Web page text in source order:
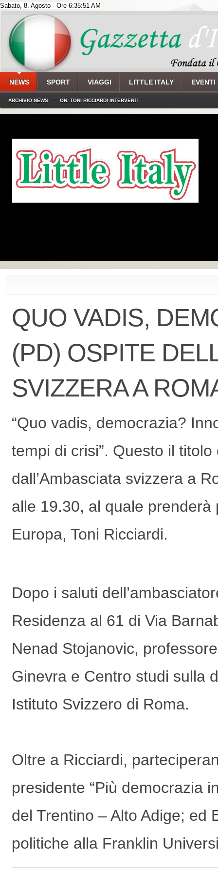
Sabato, 8. Agosto - Ore 6:35:51 AM
NEWS SPORT VIAGGI LITTLE ITALY EVENTI
ARCHIVIO NEWS ON. TONI RICCIARDI INTERVENTI
QUO VADIS,
(PD) OSPITE
SVIZZERA A
“Quo vadis, democrazia?
tempi di crisi”. Questo il
dall’Ambasciata svizzera a
alle 19.30, al quale
Europa, Toni Ricciardi.
Dopo i saluti
Residenza al 61 di Via
Nenad Stojanovic,
Ginevra e Centro studi sulla
Istituto Svizzero di Roma.
Oltre a Ricciardi,
presidente “Più democrazia
del Trentino – Alto Adige; ed
politiche alla Franklin